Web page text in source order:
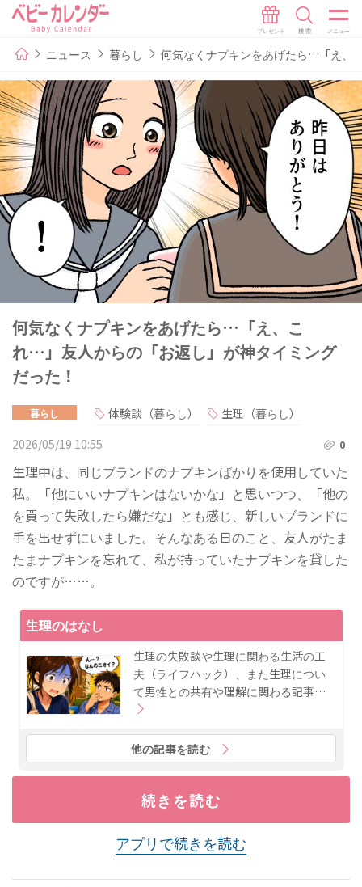
ニュース 暮らし 何気なくナプキンをあげたら…「え、
何気なくナプキンをあげたら…「え、こ
れ…」友人からの「お返し」が神タイミング
だった！
暮らし 体験談（暮らし）
生理（暮らし）
2026/05/19 10:55
0
生理中は、同じブランドのナプキンばかりを使用していた
私。「他にいいナプキンはないかな」と思いつつ、「他の
を買って失敗したら嫌だな」とも感じ、新しいブランドに
手を出せずにいました。そんなある日のこと、友人がたま
たまナプキンを忘れて、私が持っていたナプキンを貸した
のですが……。
生理のはなし
生理の失敗談や生理に関わる生活の工
夫（ライフハック）、また生理につい
て男性との共有や理解に関わる記事…
他の記事を読む
続きを読む
アプリで続きを読む